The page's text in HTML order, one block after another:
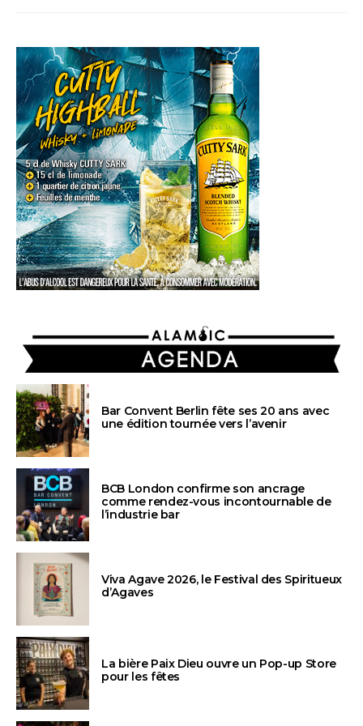
AGENDA
Bar Convent Berlin fête ses 20 ans avec
une édition tournée vers l’avenir
BCB London confirme son ancrage
comme rendez-vous incontournable de
l’industrie bar
Viva Agave 2026, le Festival des Spiritueux
d’Agaves
La bière Paix Dieu ouvre un Pop-up Store
pour les fêtes